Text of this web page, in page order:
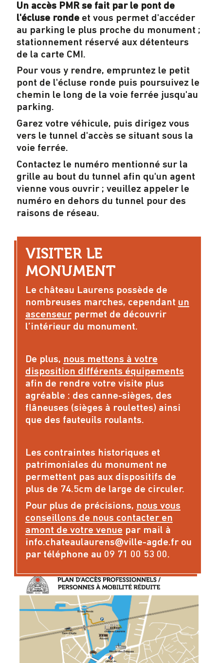
Un accès PMR se fait par le pont de
l'écluse rondeet vous permet d'accéder
au parking le plus proche du monument ;
stationnement réservé aux détenteurs
de la carte CMI.
Pour vous y rendre, empruntez le petit
pont de l'écluse ronde puis poursuivez le
chemin le long de la voie ferrée jusqu'au
parking.
Garez votre véhicule, puis dirigez vous
vers le tunnel d'accès se situant sous la
voie ferrée.
Contactez le numéro mentionné sur la
grille au bout du tunnel afin qu'un agent
vienne vous ouvrir ; veuillez appeler le
numéro en dehors du tunnel pour des
raisons de réseau.
VISITER LE
MONUMENT
Le château Laurens possède de
nombreuses marches, cependant un
ascenseur permet de découvrir
l’intérieur du monument.
De plus, nous mettons à votre
disposition différents équipements
afin de rendre votre visite plus
agréable : des canne-sièges, des
flâneuses (sièges à roulettes) ainsi
que des fauteuils roulants.
Les contraintes historiques et
patrimoniales du monument ne
permettent pas aux dispositifs de
plus de 74.5cm de large de circuler.
Pour plus de précisions, nous vous
conseillons de nous contacter en
amont de votre venue par mail à
info.chateaulaurens@ville-agde.fr ou
par téléphone au 09 71 00 53 00.